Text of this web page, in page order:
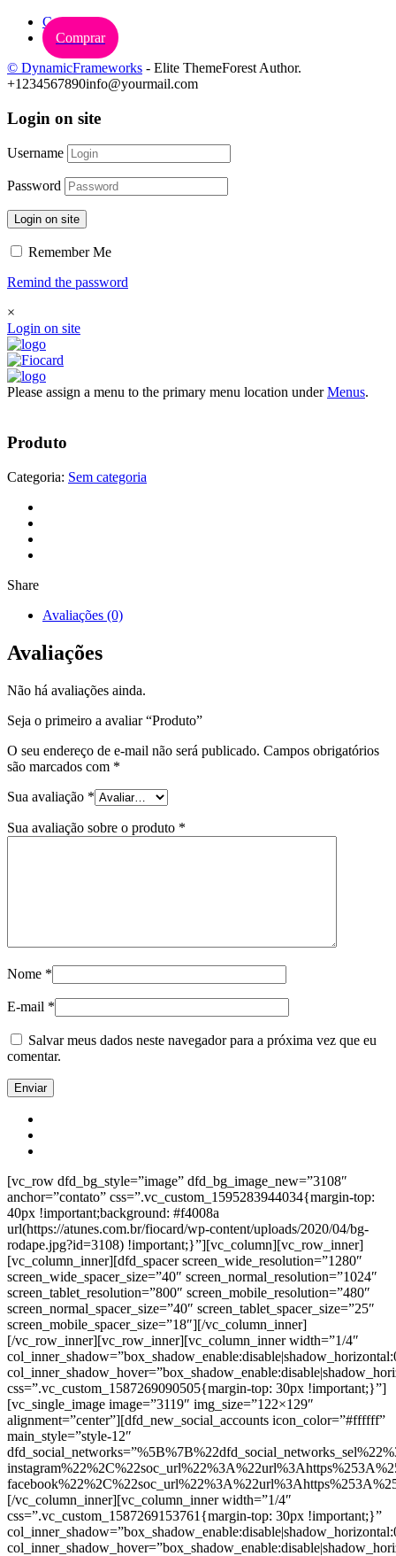
Carrinho
Comprar
© DynamicFrameworks - Elite ThemeForest Author.
+1234567890info@yourmail.com
Login on site
Username
Password
Login on site
Remember Me
Remind the password
×
Login on site
Please assign a menu to the primary menu location underMenus.
Produto
Categoria: Sem categoria
Share
Avaliações (0)
Avaliações
Não há avaliações ainda.
Seja o primeiro a avaliar “Produto”
O seu endereço de e-mail não será publicado. Campos obrigatórios
são marcados com *
Sua avaliação *
Sua avaliação sobre o produto *
Nome *
E-mail *
Salvar meus dados neste navegador para a próxima vez que eu
comentar.
[vc_row dfd_bg_style=”image” dfd_bg_image_new=”3108″
anchor=”contato” css=”.vc_custom_1595283944034{margin-top:
40px !important;background: #f4008a
url(https://atunes.com.br/fiocard/wp-content/uploads/2020/04/bg-
rodape.jpg?id=3108) !important;}”][vc_column][vc_row_inner]
[vc_column_inner][dfd_spacer screen_wide_resolution=”1280″
screen_wide_spacer_size=”40″ screen_normal_resolution=”1024″
screen_tablet_resolution=”800″ screen_mobile_resolution=”480″
screen_normal_spacer_size=”40″ screen_tablet_spacer_size=”25″
screen_mobile_spacer_size=”18″][/vc_column_inner]
[/vc_row_inner][vc_row_inner][vc_column_inner width=”1/4″
css=”.vc_custom_1587269090505{margin-top: 30px !important;}”]
[vc_single_image image=”3119″ img_size=”122×129″
alignment=”center”][dfd_new_social_accounts icon_color=”#ffffff”
main_style=”style-12″
[/vc_column_inner][vc_column_inner width=”1/4″
css=”.vc_custom_1587269153761{margin-top: 30px !important;}”